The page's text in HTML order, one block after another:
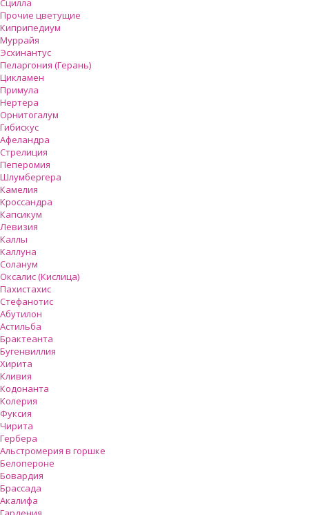
Сцилла
Прочие цветущие
Киприпедиум
Муррайя
Эсхинантус
Пеларгония (Герань)
Цикламен
Примула
Нертера
Орнитогалум
Гибискус
Афеландра
Стрелиция
Пеперомия
Шлумбергера
Камелия
Кроссандра
Капсикум
Левизия
Каллы
Каллуна
Соланум
Оксалис (Кислица)
Пахистахис
Стефанотис
Абутилон
Астильба
Брактеанта
Бугенвиллия
Хирита
Кливия
Кодонанта
Колерия
Фуксия
Чирита
Гербера
Альстромерия в горшке
Белопероне
Бовардия
Брассада
Акалифа